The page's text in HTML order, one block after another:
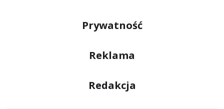
Prywatność
Reklama
Redakcja